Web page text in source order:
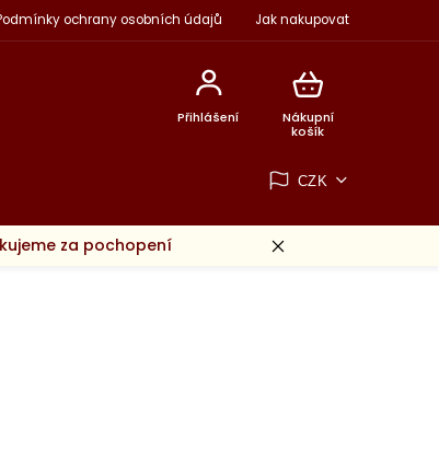
ochrany osobních údajů Jak nakupovat
Nákupní
košík
Přihlášení
CZK
za pochopení